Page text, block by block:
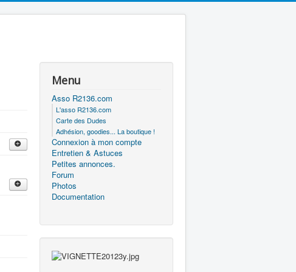
Menu
Asso R2136.com
L'asso R2136.com
Carte des Dudes
Adhésion, goodies... La boutique !
Connexion à mon compte
Entretien & Astuces
Petites annonces.
Forum
Photos
Documentation